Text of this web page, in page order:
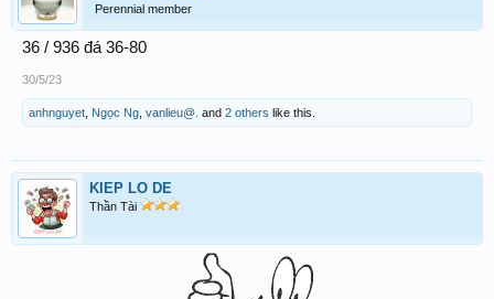
Perennial member
36 / 936 đá 36-80
30/5/23
anhnguyet Ngọc Ng vanlieu@. and 2 others like this.
KIEP LO DE
Thần Tài